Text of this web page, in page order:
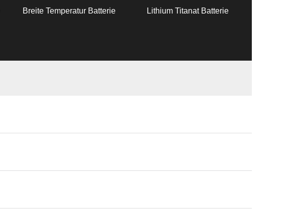
Breite Temperatur Batterie Lithium Titanat Batterie